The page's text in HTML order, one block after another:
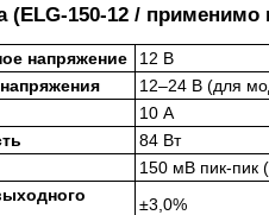
150-12 / применимо
напряжение
12 В
12–24 В (для
10 А
84 Вт
150 мВ пик‑пик
±3,0%